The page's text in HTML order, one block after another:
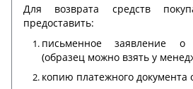
Для возврата средств
предоставить:
письменное заявление о
(образец можно взять у
копию платежного документа